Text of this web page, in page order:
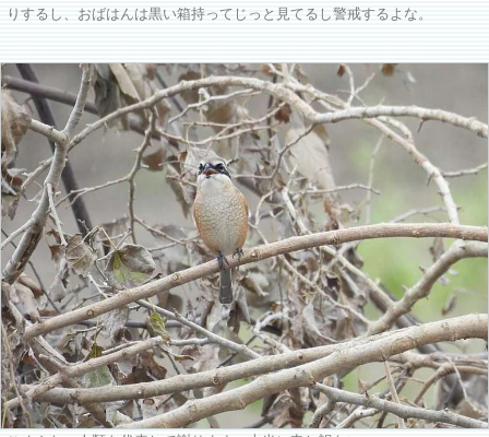
りするし、おばはんは黒い箱持ってじっと見てるし警戒するよな。